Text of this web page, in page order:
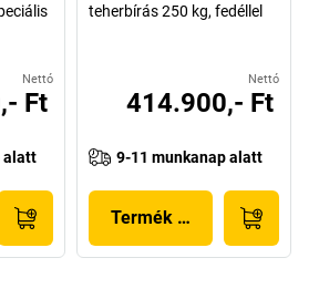
Nettó
Ft
alatt
teherbírás 250 kg, fedéllel
Nettó
414.900,- Ft
9-11 munkanap alatt
Termék megjelenítése